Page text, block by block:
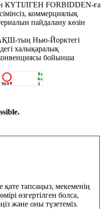
КҮТІЛГЕН FORBIDDEN-ға
коммерциялық
пайдалану көзін
тың Нью-Йорктегі
халықаралық
бойынша
қате тапсаңыз, мекеменің
өзгертілген болса,
және оны түзетеміз.